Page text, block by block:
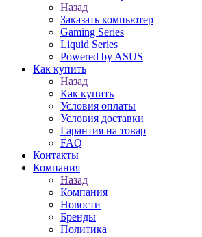
Назад
Заказать компьютер
Gaming Series
Liquid Series
Powered by ASUS
Как купить
Назад
Как купить
Условия оплаты
Условия доставки
Гарантия на товар
FAQ
Контакты
Компания
Назад
Компания
Новости
Бренды
Политика